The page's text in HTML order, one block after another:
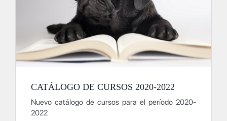
CATÁLOGO DE CURSOS 2020-2022
Nuevo catálogo de cursos para el período 2020-
2022